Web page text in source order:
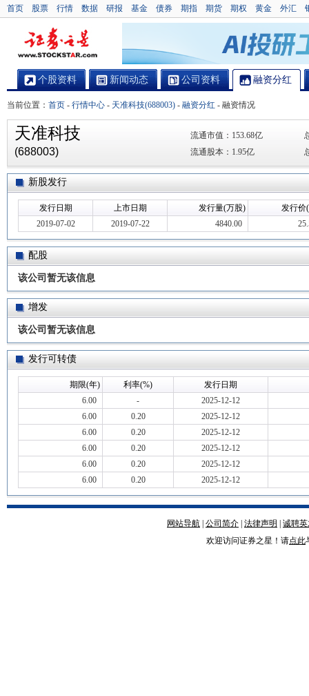
首页 股票 行情 数据 研报 基金 债券 期指 期货 期权 黄金 外汇
个股资料 新闻动态 公司资料 融资分红
当前位置： 首页 - 行情中心 - 天准科技(688003) - 融资分红 - 融资情况
天准科技
(688003)
流通市值： 153.68亿
流通股本： 1.95亿
新股发行
发行日期 上市日期 发行量(万股)
发行价
2019-07-02
2019-07-22 4840.00
配股
该公司暂无该信息
增发
该公司暂无该信息
发行可转债
期限(年) 利率(%)
发行日期
6.00
-
2025-12-12
6.00
0.20
2025-12-12
6.00
0.20
2025-12-12
6.00
0.20
2025-12-12
6.00
0.20
2025-12-12
6.00
0.20 2025-12-12
网站导航 公司简介 法律声明
诚聘
欢迎访问证券之星！请点此